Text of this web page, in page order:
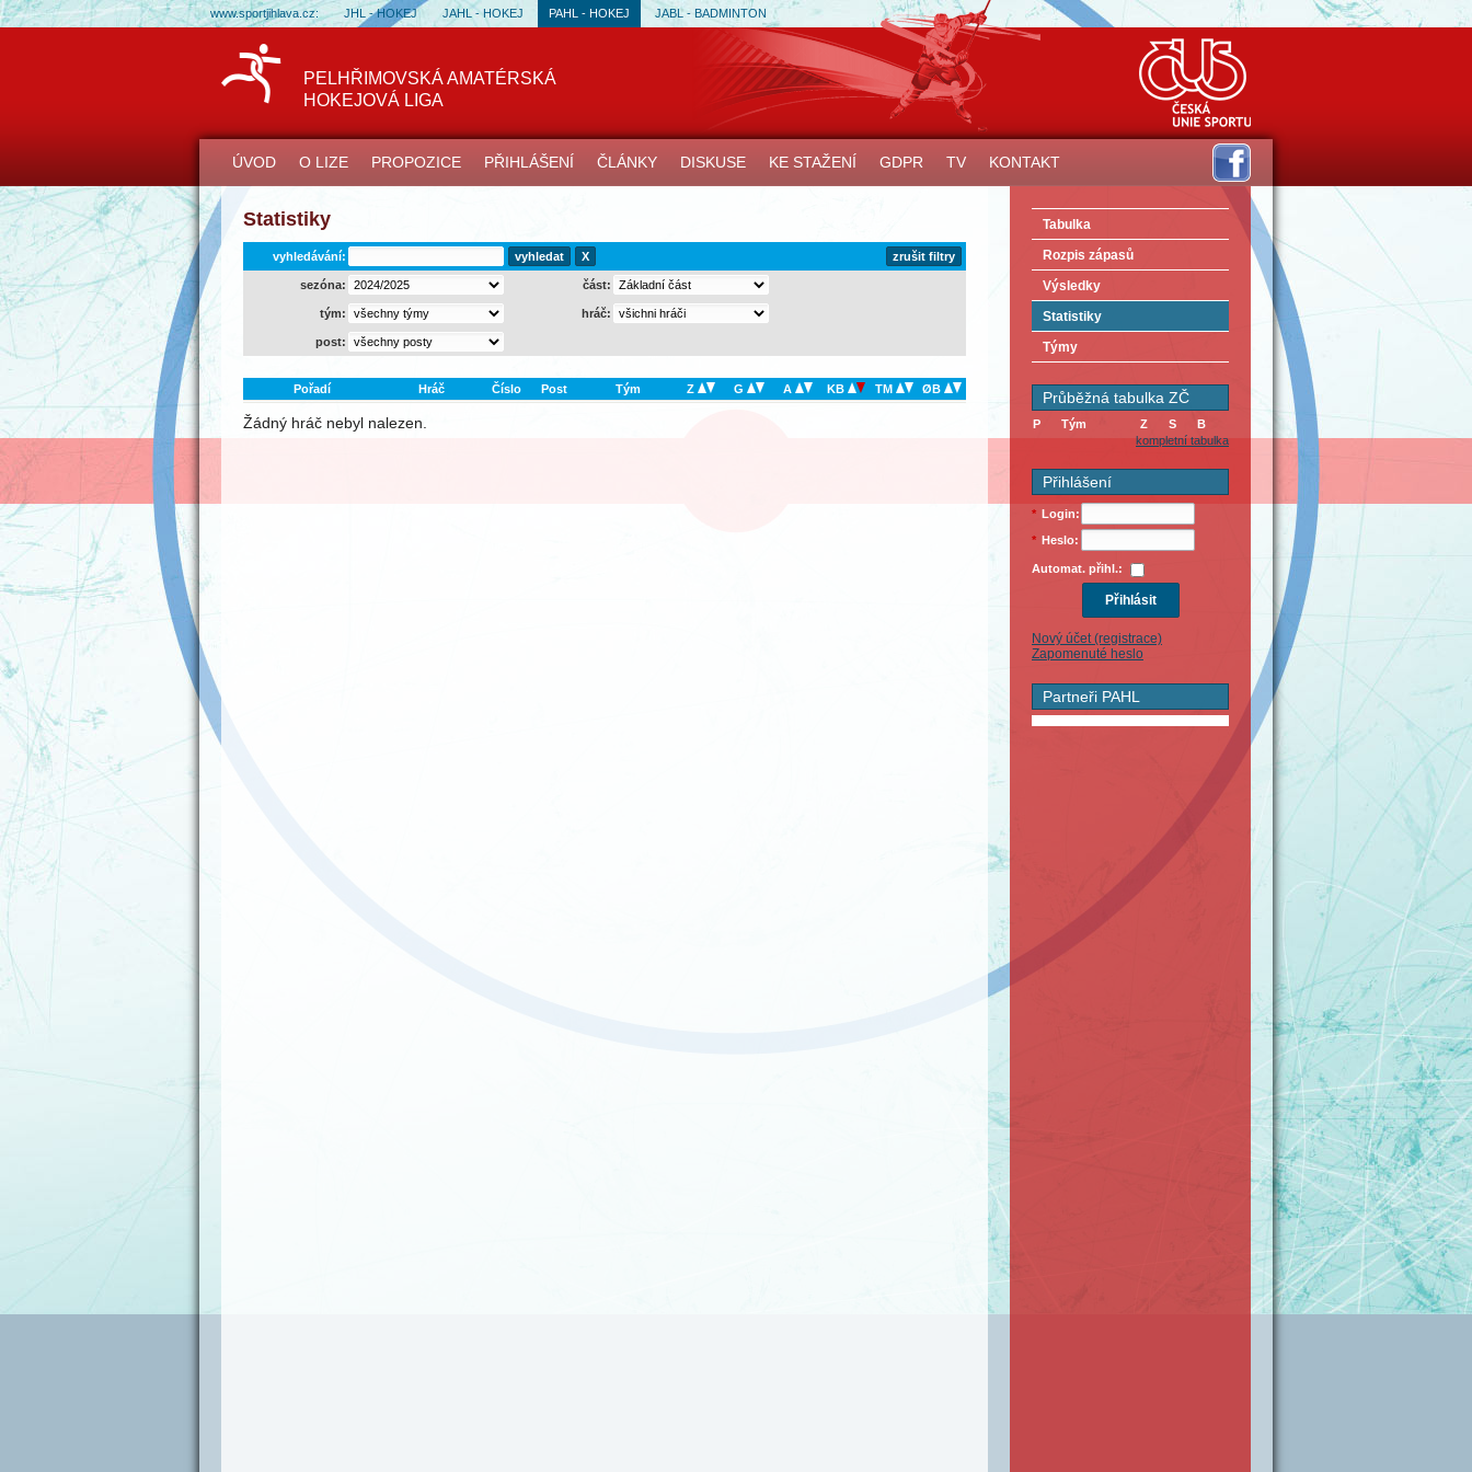
www.sportjihlava.cz: JHL - HOKEJ JAHL - HOKEJ PAHL - HOKEJ JABL - BADMINTON
PELHŘIMOVSKÁ AMATÉRSKÁ
HOKEJOVÁ LIGA
ÚVOD O LIZE PROPOZICE PŘIHLÁŠENÍ ČLÁNKY DISKUSE KE STAŽENÍ GDPR TV KONTAKT
Statistiky
vyhledávání: X
sezóna: část:
tým: hráč:
post:
zrušit filtry
Pořadí Hráč Číslo Post Tým Z G A KB TM ØB
Žádný hráč nebyl nalezen.
Tabulka
Rozpis zápasů
Výsledky
Statistiky
Týmy
Průběžná tabulka ZČ
P Tým Z S
B
kompletní tabulka
Přihlášení
* Login:
* Heslo:
Automat. přihl.:
Nový účet (registrace)
Zapomenuté heslo
Partneři PAHL